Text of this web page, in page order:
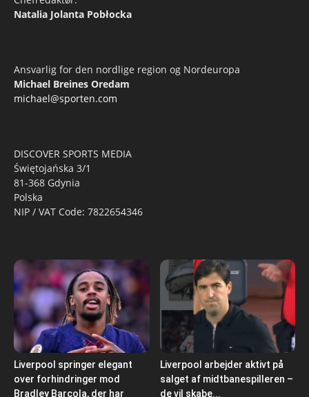
Natalia Jolanta Pobłocka
Ansvarlig for den nordlige region og Nordeuropa
Michael Breines Oredam
michael@sporten.com
DISCOVER SPORTS MEDIA
Świętojańska 3/1
81-368 Gdynia
Polska
NIP / VAT Code: 7822654346
Liverpool springer elegant
over forhindringer mod
Bradley Barcola, der har
Liverpool arbejder aktivt på
salget af midtbanespilleren –
de vil skabe...